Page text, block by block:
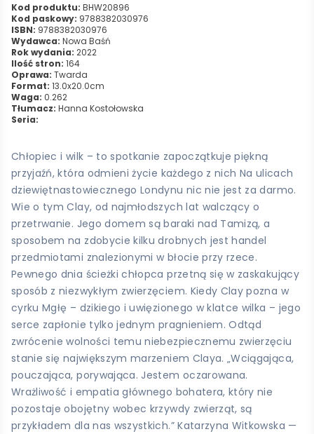
Kod produktu: BHW20896
Kod paskowy: 9788382030976
ISBN: 9788382030976
Wydawca: Nowa Baśń
Rok wydania: 2022
Ilość stron: 164
Oprawa: Twarda
Format: 13.0x20.0cm
Waga: 0.262
Tłumacz: Hanna Kostołowska
Seria:
Chłopiec i wilk – to spotkanie zapoczątkuje piękną
przyjaźń, która odmieni życie każdego z nich Na ulicach
dziewiętnastowiecznego Londynu nic nie jest za darmo.
Wie o tym Clay, od najmłodszych lat walczący o
przetrwanie. Jego domem są baraki nad Tamizą, a
sposobem na zdobycie kilku drobnych jest handel
przedmiotami znalezionymi w błocie przy rzece.
Pewnego dnia ścieżki chłopca przetną się w zaskakujący
sposób z niezwykłym zwierzęciem. Kiedy Clay pozna w
cyrku Mgłę – dzikiego i uwięzionego w klatce wilka – jego
serce zapłonie tylko jednym pragnieniem. Odtąd
zwrócenie wolności temu niebezpiecznemu zwierzęciu
stanie się największym marzeniem Claya. „Wciągająca,
pouczająca, porywająca. Jestem oczarowana.
Wrażliwość i empatia głównego bohatera, który nie
pozostaje obojętny wobec krzywdy zwierząt, są
przykładem dla nas wszystkich.” Katarzyna Witkowska —